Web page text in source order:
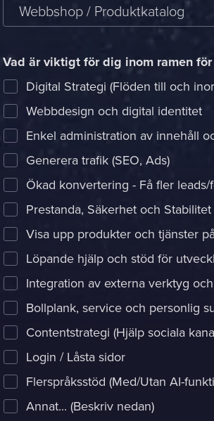
Webbshop / Produktkatalog
Vad är viktigt för dig inom ramen
Digital Strategi (Flöden till och
Webbdesign och digital identitet
Enkel administration av innehåll
Generera trafik (SEO, Ads)
Ökad konvertering - Få fler leads/
Prestanda, Säkerhet och Stabilitet
Visa upp produkter och tjänster
Löpande hjälp och stöd för
Integration av externa verktyg
Bollplank, service och personlig
Contentstrategi (Hjälp sociala
Login / Låsta sidor
Flerspråksstöd (Med/Utan AI-
Annat... (Beskriv nedan)